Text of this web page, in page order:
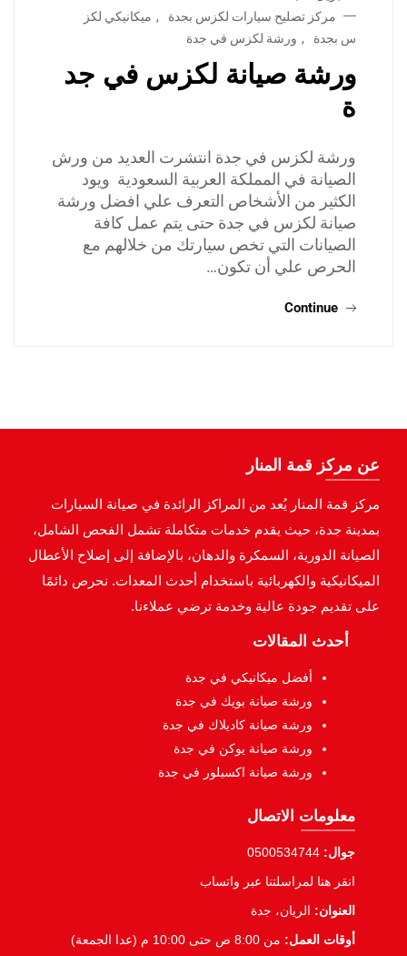
مركز تصليح سيارات لكزس بجدة
, ميكانيكي لكز
س بجدة
, ورشة لكزس في جدة
ورشة صيانة لكزس في جد
ة
ورشة لكزس في جدة انتشرت العديد من ورش
الصيانة في المملكة العربية السعودية ويود
الكثير من الأشخاص التعرف علي افضل ورشة
صيانة لكزس في جدة حتى يتم عمل كافة
الصيانات التي تخص سيارتك من خلالهم مع
الحرص علي أن تكون…
Continue
عن مركز قمة المنار
مركز قمة المنار يُعد من المراكز الرائدة في صيانة السيارات
بمدينة جدة، حيث يقدم خدمات متكاملة تشمل الفحص الشامل،
الصيانة الدورية، السمكرة والدهان، بالإضافة إلى إصلاح الأعطال
الميكانيكية والكهربائية باستخدام أحدث المعدات. نحرص دائمًا
على تقديم جودة عالية وخدمة ترضي عملاءنا.
أحدث المقالات
أفضل ميكانيكي في جدة
ورشة صيانة بويك في جدة
ورشة صيانة كاديلاك في جدة
ورشة صيانة يوكن في جدة
ورشة صيانة اكسبلور في جدة
معلومات الاتصال
جوال: 0500534744
انقر هنا لمراسلتنا عبر واتساب
العنوان: الريان، جدة
أوقات العمل: من 8:00 ص حتى 10:00 م (عدا الجمعة)